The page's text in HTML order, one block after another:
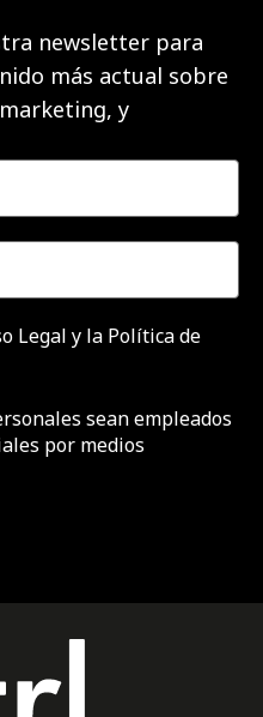
newsletter para
más actual sobre
y
Legal y la Política de
sean empleados
por medios